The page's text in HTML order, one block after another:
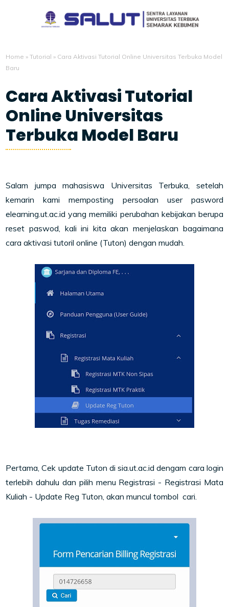
Home »Tutorial » Cara Aktivasi Tutorial Online Universitas Terbuka Model
Baru
Cara Aktivasi Tutorial
Online Universitas
Terbuka Model Baru
Salam jumpa mahasiswa Universitas Terbuka, setelah
kemarin kami memposting persoalan user pasword
elearning.ut.ac.id yang memiliki perubahan kebijakan berupa
reset paswod, kali ini kita akan menjelaskan bagaimana
cara aktivasi tutoril online (Tuton) dengan mudah.
Pertama, Cek update Tuton di sia.ut.ac.id dengam cara login
terlebih dahulu dan pilih menu Registrasi - Registrasi Mata
Kuliah - Update Reg Tuton, akan muncul tombol cari.